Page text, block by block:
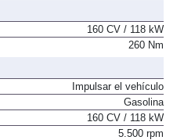
160 CV / 118 kW
260 Nm
Impulsar el vehículo
Gasolina
160 CV / 118 kW
5.500 rpm